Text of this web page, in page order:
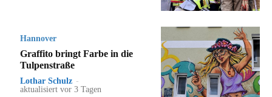
Hannover
Graffito bringt Farbe in die
Tulpenstraße
Lothar Schulz -
aktualisiert vor 3 Tagen